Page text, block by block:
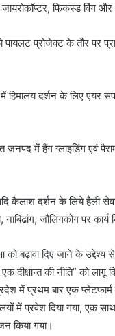
फिकस्ड विंग और
पायलट प्रोजेक्ट के तौर पर
हिमालय दर्शन के लिए एयर
में हैंग ग्लाइडिंग एवं
कैलाश दर्शन के लिये हैली
जौलिंगकोंग पर कार्य
को बढ़ावा दिए जाने के
दीक्षान्त की नीति” को
में प्रथम बार एक प्लेटफार्म
में प्रवेश दिया गया, एक
किया गया।